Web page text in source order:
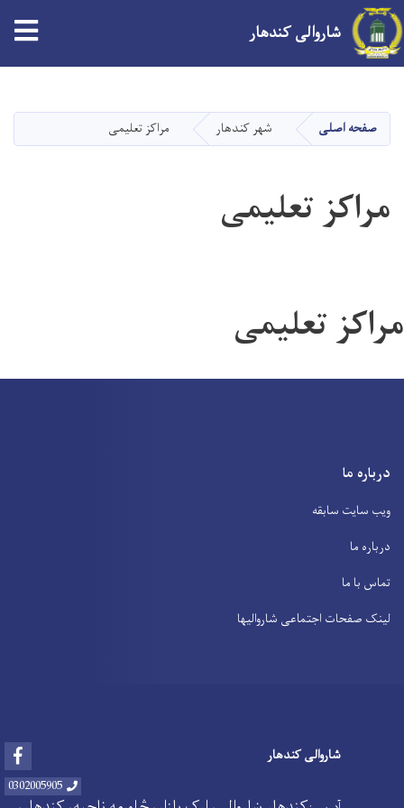
main
content
شاروالی کندهار
صفحه اصلی شهر کندهار مراکز تعلیمی
مراکز تعلیمی
مراکز تعلیمی
درباره ما
ویب سایت سابقه
درباره ما
تماس با ما
لینک صفحات اجتماعی شاروالیها
شاروالی کندهار
0302005905